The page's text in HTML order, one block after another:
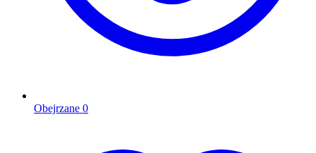
Obejrzane 0